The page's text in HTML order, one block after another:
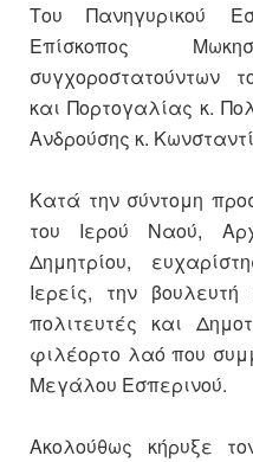
Του Πανηγυρικού
Επίσκοπος
συγχοροστατούντων
και Πορτογαλίας κ.
Ανδρούσης κ.
Κατά την σύντομη
του Ιερού Ναού,
Δημητρίου,
Ιερείς, την
πολιτευτές και
φιλέορτο λαό που
Μεγάλου Εσπερινού.
Ακολούθως κήρυξε